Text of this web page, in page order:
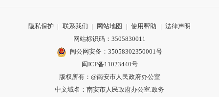
隐私保护 | 联系我们 | 网站地图 | 使用帮助 | 法律声明
网站标识码：3505830011
闽公网安备：35058302350001号
闽ICP备11023440号
版权所有：@南安市人民政府办公室
中文域名：南安市人民政府办公室.政务